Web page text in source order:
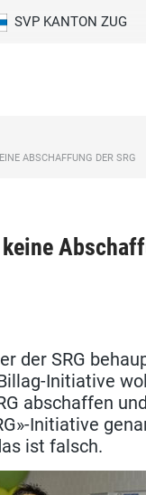
SVP KANTON ZUG
ABSCHAFFUNG DER SRG
der SRG
Initiative
abschaffen
Initiative
ist falsch.